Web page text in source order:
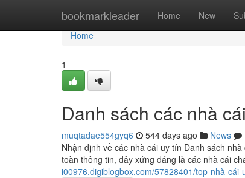
bookmarkleader Home New
Home
Home
1
Danh sách các nhà
muqtadae554gyq6 544 days ago News
Nhận định về các nhà cái uy tín Danh sách
toàn thông tin, đây xứng đáng là các nhà cái
i00976.digiblogbox.com/57828401/top-nhà-